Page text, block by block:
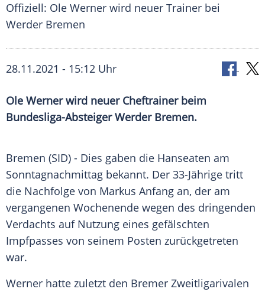
Offiziell: Ole Werner wird neuer Trainer bei
Werder Bremen
28.11.2021 - 15:12 Uhr
Ole Wernerwird neuer Cheftrainer beim
Bundesliga-AbsteigerWerder Bremen.
Bremen (SID) - Dies gaben die Hanseaten am
Sonntagnachmittag bekannt. Der 33-Jährige tritt
die Nachfolge von Markus Anfang an, der am
vergangenen Wochenende wegen des dringenden
Verdachts auf Nutzung eines gefälschten
Impfpasses von seinem Posten zurückgetreten
war.
Werner hatte zuletzt den Bremer Zweitligarivalen